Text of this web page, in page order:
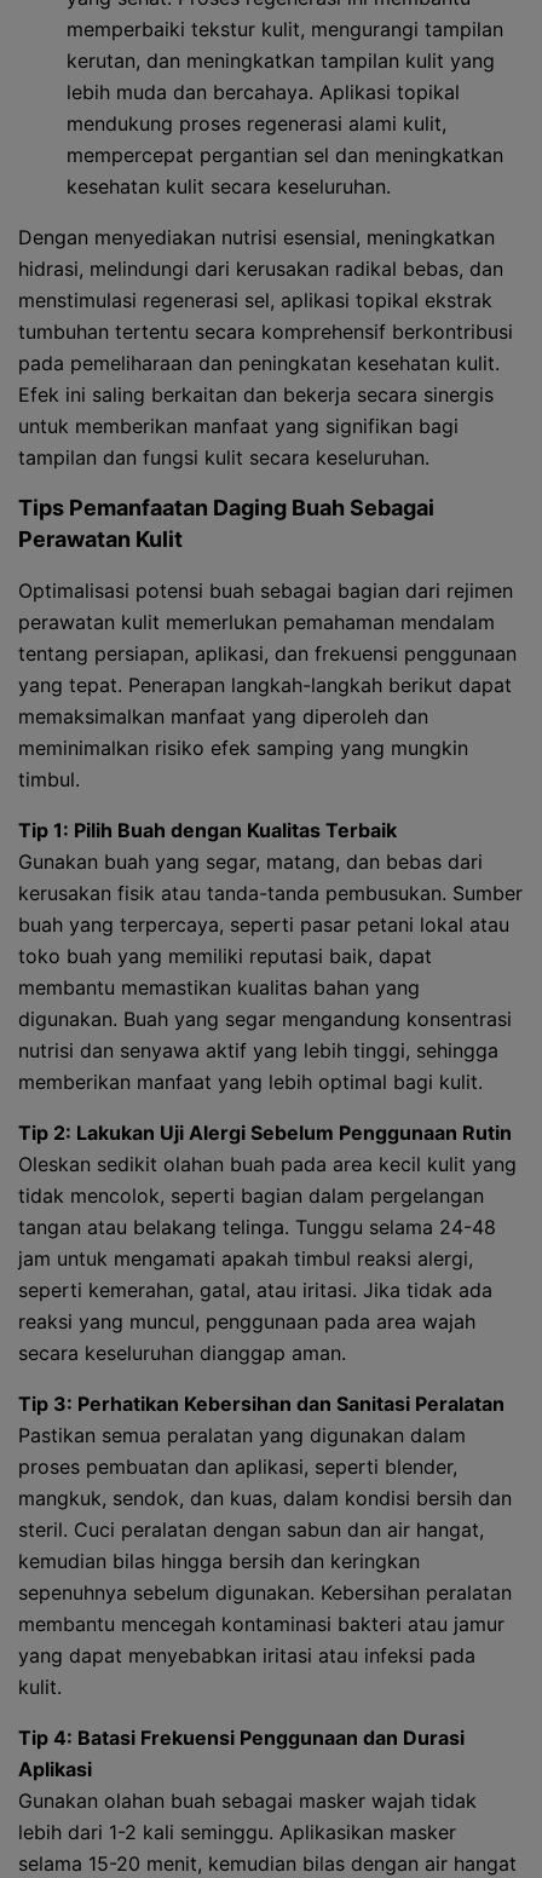
memperbaiki tekstur kulit, mengurangi tampilan
kerutan, dan meningkatkan tampilan kulit yang
lebih muda dan bercahaya. Aplikasi topikal
mendukung proses regenerasi alami kulit,
mempercepat pergantian sel dan meningkatkan
kesehatan kulit secara keseluruhan.
Dengan menyediakan nutrisi esensial, meningkatkan
hidrasi, melindungi dari kerusakan radikal bebas, dan
menstimulasi regenerasi sel, aplikasi topikal ekstrak
tumbuhan tertentu secara komprehensif berkontribusi
pada pemeliharaan dan peningkatan kesehatan kulit.
Efek ini saling berkaitan dan bekerja secara sinergis
untuk memberikan manfaat yang signifikan bagi
tampilan dan fungsi kulit secara keseluruhan.
Tips Pemanfaatan Daging Buah Sebagai
Perawatan Kulit
Optimalisasi potensi buah sebagai bagian dari rejimen
perawatan kulit memerlukan pemahaman mendalam
tentang persiapan, aplikasi, dan frekuensi penggunaan
yang tepat. Penerapan langkah-langkah berikut dapat
memaksimalkan manfaat yang diperoleh dan
meminimalkan risiko efek samping yang mungkin
timbul.
Tip 1: Pilih Buah dengan Kualitas Terbaik
Gunakan buah yang segar, matang, dan bebas dari
kerusakan fisik atau tanda-tanda pembusukan. Sumber
buah yang terpercaya, seperti pasar petani lokal atau
toko buah yang memiliki reputasi baik, dapat
membantu memastikan kualitas bahan yang
digunakan. Buah yang segar mengandung konsentrasi
nutrisi dan senyawa aktif yang lebih tinggi, sehingga
memberikan manfaat yang lebih optimal bagi kulit.
Tip 2: Lakukan Uji Alergi Sebelum Penggunaan Rutin
Oleskan sedikit olahan buah pada area kecil kulit yang
tidak mencolok, seperti bagian dalam pergelangan
tangan atau belakang telinga. Tunggu selama 24-48
jam untuk mengamati apakah timbul reaksi alergi,
seperti kemerahan, gatal, atau iritasi. Jika tidak ada
reaksi yang muncul, penggunaan pada area wajah
secara keseluruhan dianggap aman.
Tip 3: Perhatikan Kebersihan dan Sanitasi Peralatan
Pastikan semua peralatan yang digunakan dalam
proses pembuatan dan aplikasi, seperti blender,
mangkuk, sendok, dan kuas, dalam kondisi bersih dan
steril. Cuci peralatan dengan sabun dan air hangat,
kemudian bilas hingga bersih dan keringkan
sepenuhnya sebelum digunakan. Kebersihan peralatan
membantu mencegah kontaminasi bakteri atau jamur
yang dapat menyebabkan iritasi atau infeksi pada
kulit.
Tip 4: Batasi Frekuensi Penggunaan dan Durasi
Aplikasi
Gunakan olahan buah sebagai masker wajah tidak
lebih dari 1-2 kali seminggu. Aplikasikan masker
selama 15-20 menit, kemudian bilas dengan air hangat